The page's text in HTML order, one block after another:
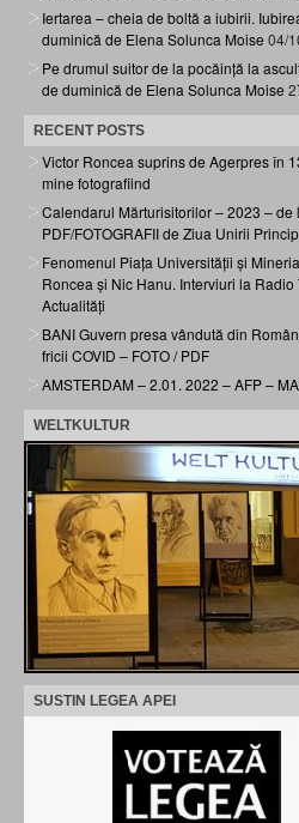
Iertarea – cheia de boltă a iubirii.
duminică de Elena Solunca Moise 04/
Pe drumul suitor de la pocăință la
de duminică de Elena Solunca Moise
RECENT POSTS
Victor Roncea suprins de Agerpres în
mine fotografiind
Calendarul Mărturisitorilor – 2023 – de
PDF/FOTOGRAFII de Ziua Unirii
Fenomenul Piața Universității și
Roncea și Nic Hanu. Interviuri la
Actualități
BANI Guvern presa vândută din
fricii COVID – FOTO / PDF
AMSTERDAM – 2.01. 2022 – AFP –
WELTKULTUR
SUSTIN LEGEA APEI